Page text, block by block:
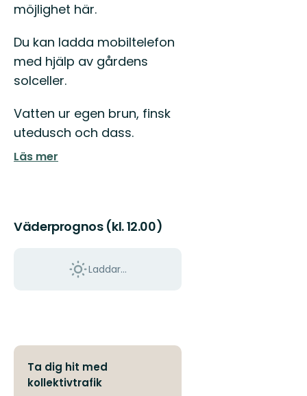
möjlighet här.
Du kan ladda mobiltelefon
med hjälp av gårdens
solceller.
Vatten ur egen brun, finsk
utedusch och dass.
Läs mer
Väderprognos (kl. 12.00)
Laddar...
Ta dig hit med
kollektivtrafik